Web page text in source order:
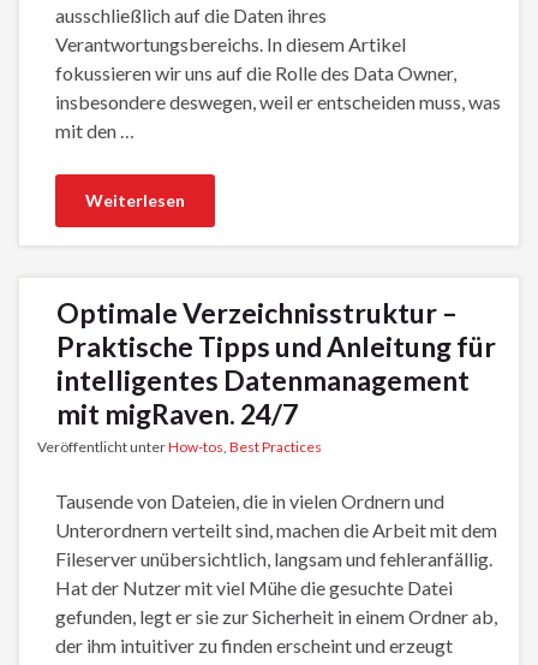
ausschließlich auf die Daten ihres
Verantwortungsbereichs. In diesem Artikel
fokussieren wir uns auf die Rolle des Data Owner,
insbesondere deswegen, weil er entscheiden muss, was
mit den …
Weiterlesen
Optimale Verzeichnisstruktur –
Praktische Tipps und Anleitung für
intelligentes Datenmanagement
mit migRaven. 24/7
Veröffentlicht unterHow-tos Best Practices
Tausende von Dateien, die in vielen Ordnern und
Unterordnern verteilt sind, machen die Arbeit mit dem
Fileserver unübersichtlich, langsam und fehleranfällig.
Hat der Nutzer mit viel Mühe die gesuchte Datei
gefunden, legt er sie zur Sicherheit in einem Ordner ab,
der ihm intuitiver zu finden erscheint und erzeugt